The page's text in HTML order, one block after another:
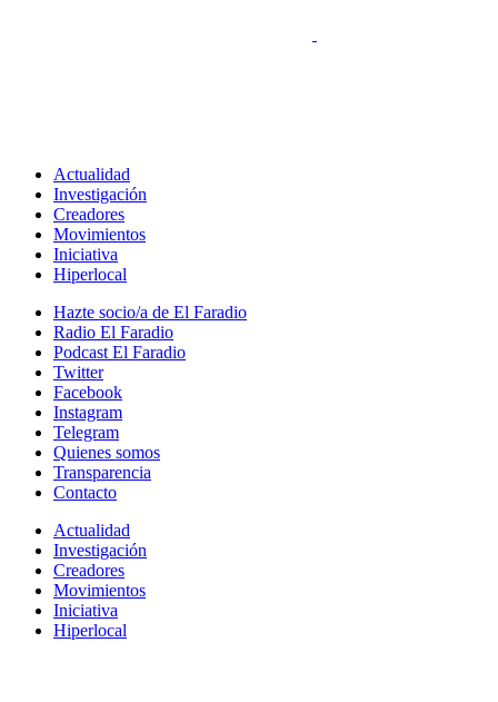
Actualidad
Investigación
Creadores
Movimientos
Iniciativa
Hiperlocal
Hazte socio/a de El Faradio
Radio El Faradio
Podcast El Faradio
Twitter
Facebook
Instagram
Telegram
Quienes somos
Transparencia
Contacto
Actualidad
Investigación
Creadores
Movimientos
Iniciativa
Hiperlocal